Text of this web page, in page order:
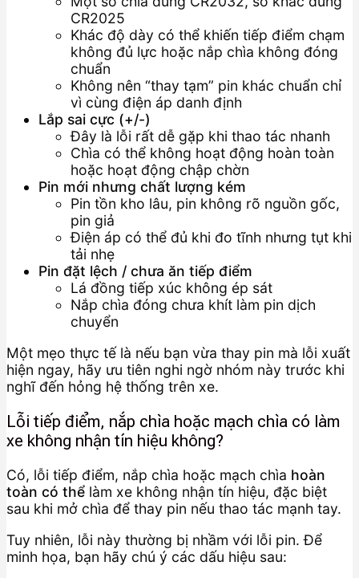
CR2025
Khác độ dày có thể khiến tiếp điểm chạm
không đủ lực hoặc nắp chìa không đóng
chuẩn
Không nên “thay tạm” pin khác chuẩn chỉ
vì cùng điện áp danh định
Lắp sai cực (+/-)
Đây là lỗi rất dễ gặp khi thao tác nhanh
Chìa có thể không hoạt động hoàn toàn
hoặc hoạt động chập chờn
Pin mới nhưng chất lượng kém
Pin tồn kho lâu, pin không rõ nguồn gốc,
pin giả
Điện áp có thể đủ khi đo tĩnh nhưng tụt khi
tải nhẹ
Pin đặt lệch / chưa ăn tiếp điểm
Lá đồng tiếp xúc không ép sát
Nắp chìa đóng chưa khít làm pin dịch
chuyển
Một mẹo thực tế là nếu bạn vừa thay pin mà lỗi xuất
hiện ngay, hãy ưu tiên nghi ngờ nhóm này trước khi
nghĩ đến hỏng hệ thống trên xe.
Lỗi tiếp điểm, nắp chìa hoặc mạch chìa có làm
xe không nhận tín hiệu không?
Có, lỗi tiếp điểm, nắp chìa hoặc mạch chìa hoàn
toàn có thể làm xe không nhận tín hiệu, đặc biệt
sau khi mở chìa để thay pin nếu thao tác mạnh tay.
Tuy nhiên, lỗi này thường bị nhầm với lỗi pin. Để
minh họa, bạn hãy chú ý các dấu hiệu sau: